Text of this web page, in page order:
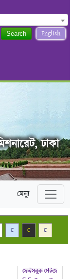
English
Search
ঢাকা
মেন্যু
C C C